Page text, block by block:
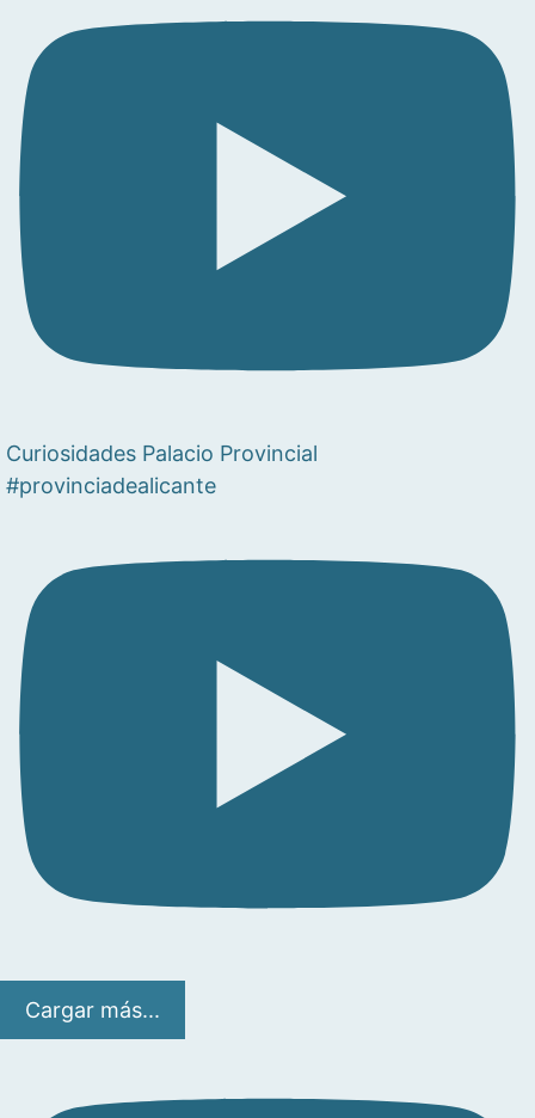
Curiosidades Palacio Provincial
#provinciadealicante
Cargar más...